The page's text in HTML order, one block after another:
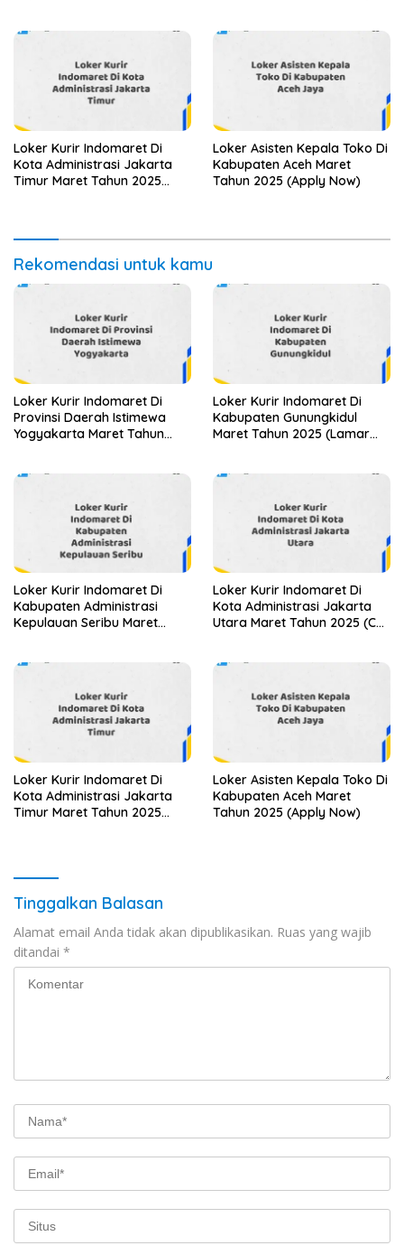
Loker Kurir Indomaret Di
Kota Administrasi Jakarta
Timur Maret Tahun 2025
Loker Asisten Kepala Toko Di
Kabupaten Aceh Maret
Tahun 2025 (Apply Now)
Rekomendasi untuk kamu
Loker Kurir Indomaret Di
Provinsi Daerah Istimewa
Yogyakarta Maret Tahun
Loker Kurir Indomaret Di
Kabupaten Gunungkidul
Maret Tahun 2025 (Lamar
Loker Kurir Indomaret Di
Kabupaten Administrasi
Kepulauan Seribu Maret
Loker Kurir Indomaret Di
Kota Administrasi Jakarta
Utara Maret Tahun 2025 (Cek
Loker Kurir Indomaret Di
Kota Administrasi Jakarta
Timur Maret Tahun 2025
Loker Asisten Kepala Toko Di
Kabupaten Aceh Maret
Tahun 2025 (Apply Now)
Tinggalkan Balasan
Alamat email Anda tidak akan dipublikasikan. Ruas yang wajib
ditandai *